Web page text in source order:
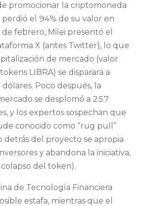
promocionar la criptomoneda
perdió el 94% de su valor en
de febrero, Milei presentó el
X (antes Twitter), lo que
de mercado (valor
LIBRA) se disparara a
Poco después, la
se desplomó a 257
y los expertos sospechan que
conocido como “rug pull”
detrás del proyecto se apropia
y abandona la iniciativa,
del token).
de Tecnología Financiera
estafa, mientras que el